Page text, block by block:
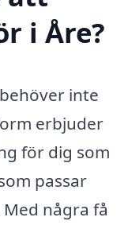
i Åre?
behöver inte
erbjuder
för dig som
passar
några få